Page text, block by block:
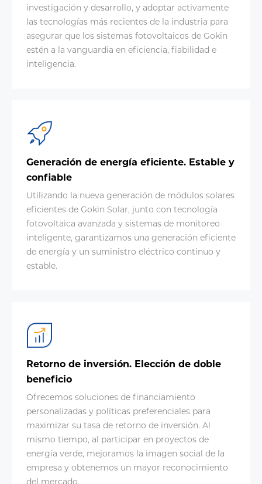
investigación y desarrollo, y adoptar activamente
las tecnologías más recientes de la industria para
asegurar que los sistemas fotovoltaicos de Gokin
estén a la vanguardia en eficiencia, fiabilidad e
inteligencia.
Generación de energía eficiente. Estable y
confiable
Utilizando la nueva generación de módulos solares
eficientes de Gokin Solar, junto con tecnología
fotovoltaica avanzada y sistemas de monitoreo
inteligente, garantizamos una generación eficiente
de energía y un suministro eléctrico continuo y
estable.
Retorno de inversión. Elección de doble
beneficio
Ofrecemos soluciones de financiamiento
personalizadas y políticas preferenciales para
maximizar su tasa de retorno de inversión. Al
mismo tiempo, al participar en proyectos de
energía verde, mejoramos la imagen social de la
empresa y obtenemos un mayor reconocimiento
del mercado.